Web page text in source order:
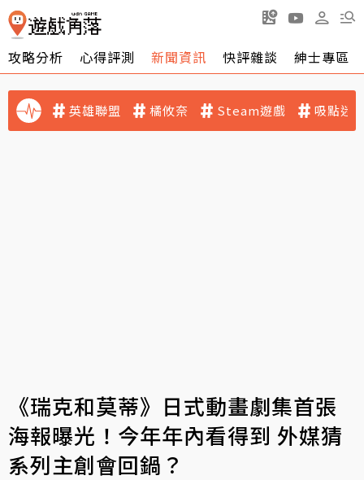
攻略分析 心得評測 新聞資訊 快評雜談 紳士專區
英雄聯盟 橘攸奈 Steam遊戲 吸點迷
《瑞克和莫蒂》日式動畫劇集首張
海報曝光！今年年內看得到 外媒猜
系列主創會回鍋？